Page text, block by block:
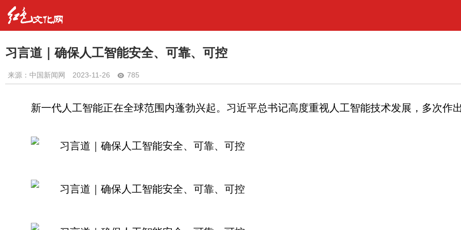
习言道｜确保人工智能安全、可靠、可控
来源：中国新闻网 2023-11-26 785
新一代人工智能正在全球范围内蓬勃兴起。习近平总书记高度重视人工智能技术发展，多次作